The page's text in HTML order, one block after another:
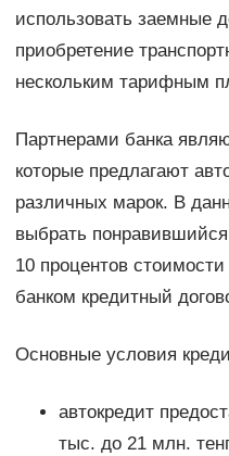
использовать заемные
приобретение
нескольким тарифным
Партнерами банка
которые предлагают
различных марок. В
выбрать
10 процентов
банком кредитный
Основные условия
автокредит
тыс. до 21 млн.